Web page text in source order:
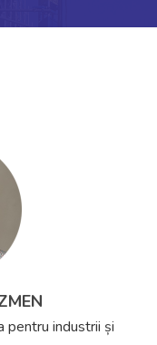
pentru industrii și